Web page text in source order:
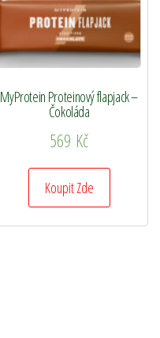
MyProtein Proteinový flapjack –
Čokoláda
569 Kč
Koupit Zde